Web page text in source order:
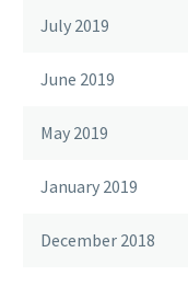
July 2019
June 2019
May 2019
January 2019
December 2018